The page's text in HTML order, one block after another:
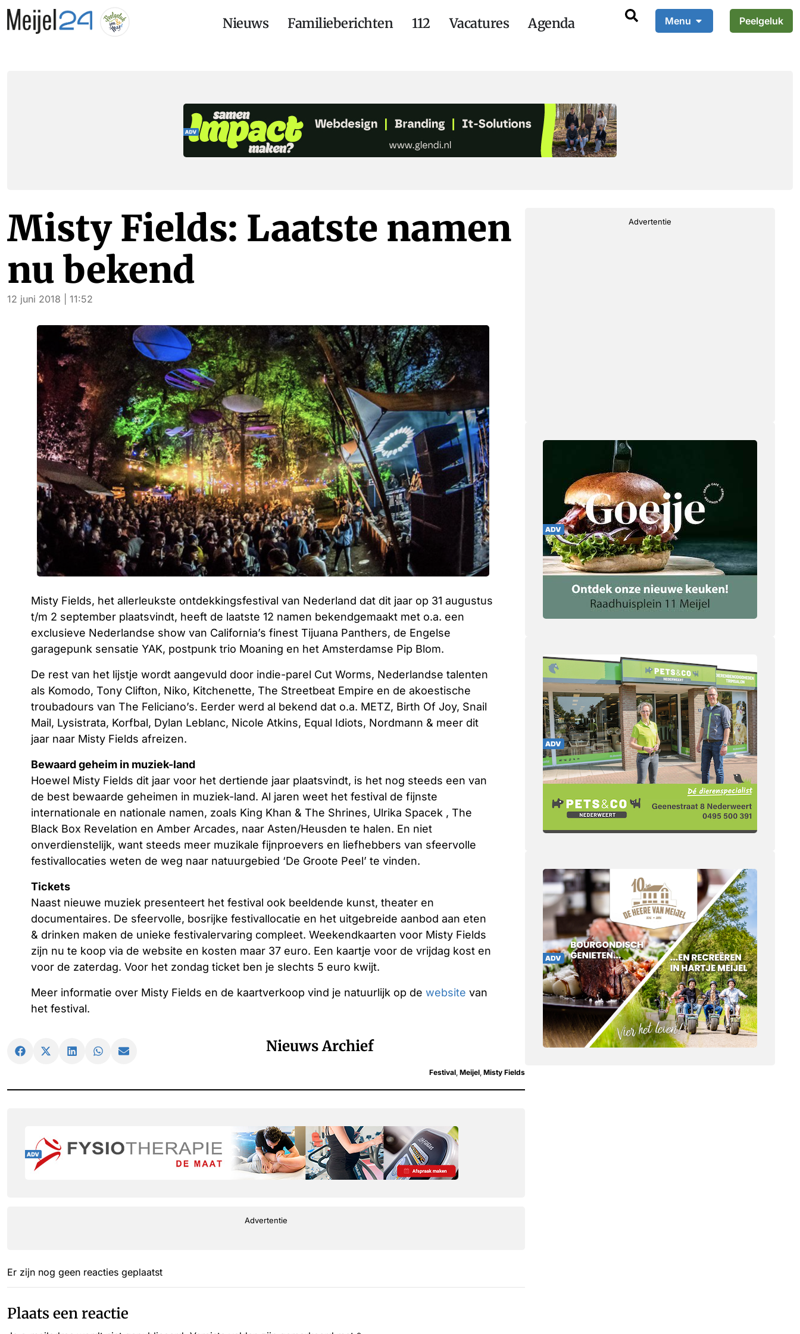
Nieuws Familieberichten 112 Vacatures Agenda Menu Peelgeluk
Misty Fields: Laatste namen
nu bekend
12 juni 2018 | 11:52
Misty Fields, het allerleukste ontdekkingsfestival van Nederland dat dit jaar op 31 augustus
t/m 2 september plaatsvindt, heeft de laatste 12 namen bekendgemaakt met o.a. een
exclusieve Nederlandse show van California’s finest Tijuana Panthers, de Engelse
garagepunk sensatie YAK, postpunk trio Moaning en het Amsterdamse Pip Blom.
De rest van het lijstje wordt aangevuld door indie-parel Cut Worms, Nederlandse talenten
als Komodo, Tony Clifton, Niko, Kitchenette, The Streetbeat Empire en de akoestische
troubadours van The Feliciano’s. Eerder werd al bekend dat o.a. METZ, Birth Of Joy, Snail
Mail, Lysistrata, Korfbal, Dylan Leblanc, Nicole Atkins, Equal Idiots, Nordmann & meer dit
jaar naar Misty Fields afreizen.
Bewaard geheim in muziek-land
Hoewel Misty Fields dit jaar voor het dertiende jaar plaatsvindt, is het nog steeds een van
de best bewaarde geheimen in muziek-land. Al jaren weet het festival de fijnste
internationale en nationale namen, zoals King Khan & The Shrines, Ulrika Spacek , The
Black Box Revelation en Amber Arcades, naar Asten/Heusden te halen. En niet
onverdienstelijk, want steeds meer muzikale fijnproevers en liefhebbers van sfeervolle
festivallocaties weten de weg naar natuurgebied ‘De Groote Peel’ te vinden.
Tickets
Naast nieuwe muziek presenteert het festival ook beeldende kunst, theater en
documentaires. De sfeervolle, bosrijke festivallocatie en het uitgebreide aanbod aan eten
& drinken maken de unieke festivalervaring compleet. Weekendkaarten voor Misty Fields
zijn nu te koop via de website en kosten maar 37 euro. Een kaartje voor de vrijdag kost en
voor de zaterdag. Voor het zondag ticket ben je slechts 5 euro kwijt.
Meer informatie over Misty Fields en de kaartverkoop vind je natuurlijk op de website van
het festival.
Nieuws Archief
Festival Meijel Misty Fields
Advertentie
Er zijn nog geen reacties geplaatst
Plaats een reactie
Advertentie